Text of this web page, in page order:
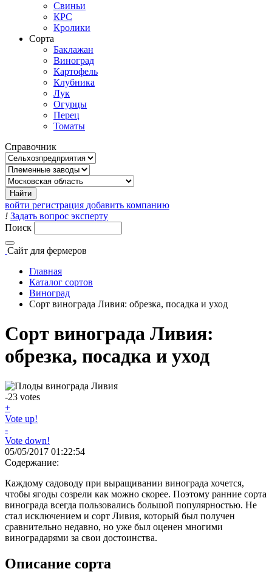
Свиньи
КРС
Кролики
Сорта
Баклажан
Виноград
Картофель
Клубника
Лук
Огурцы
Перец
Томаты
Справочник
войти регистрация добавить компанию
! Задать вопрос эксперту
Поиск
Сайт для фермеров
Главная
Каталог сортов
Виноград
Сорт винограда Ливия: обрезка, посадка и уход
Сорт винограда Ливия:
обрезка, посадка и уход
-23 votes
+
Vote up!
-
Vote down!
05/05/2017 01:22:54
Содержание:
Каждому садоводу при выращивании винограда хочется,
чтобы ягоды созрели как можно скорее. Поэтому ранние сорта
винограда всегда пользовались большой популярностью. Не
стал исключением и сорт Ливия, который был получен
сравнительно недавно, но уже был оценен многими
виноградарями за свои достоинства.
Описание сорта